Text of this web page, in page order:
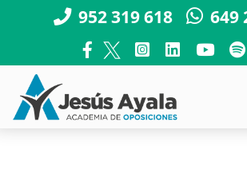
952 319 618 649